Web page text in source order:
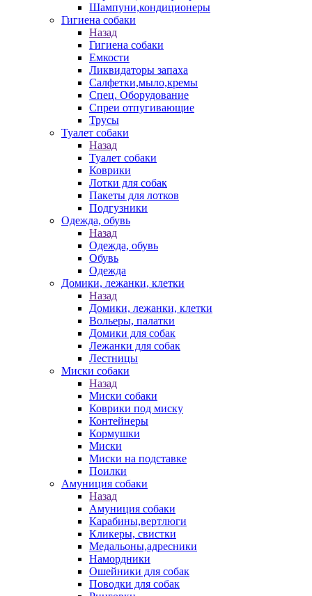
Шампуни,кондиционеры
Гигиена собаки
Назад
Гигиена собаки
Емкости
Ликвидаторы запаха
Салфетки,мыло,кремы
Спец. Оборудование
Спреи отпугивающие
Трусы
Туалет собаки
Назад
Туалет собаки
Коврики
Лотки для собак
Пакеты для лотков
Подгузники
Одежда, обувь
Назад
Одежда, обувь
Обувь
Одежда
Домики, лежанки, клетки
Назад
Домики, лежанки, клетки
Вольеры, палатки
Домики для собак
Лежанки для собак
Лестницы
Миски собаки
Назад
Миски собаки
Коврики под миску
Контейнеры
Кормушки
Миски
Миски на подставке
Поилки
Амуниция собаки
Назад
Амуниция собаки
Карабины,вертлюги
Кликеры, свистки
Медальоны,адресники
Намордники
Ошейники для собак
Поводки для собак